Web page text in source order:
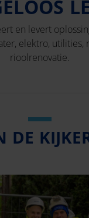
en levert
elektro, utilities,
rioolrenovatie.
DE